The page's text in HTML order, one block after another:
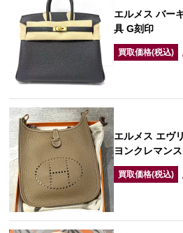
エルメス バー
具 G刻印
買取価格(税込)
エルメス エヴ
ヨンクレマン
買取価格(税込)